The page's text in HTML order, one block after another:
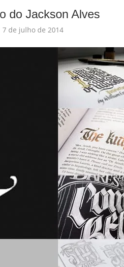
do Jackson Alves
7 de julho de 2014